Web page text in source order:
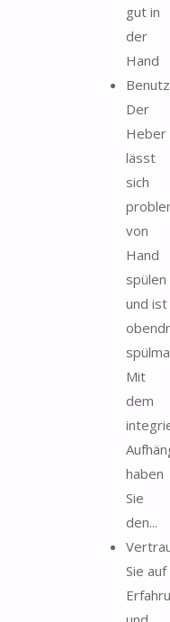
gut in
der
Hand
Der
Heber
lässt
sich
von
Hand
spülen
und ist
Mit
dem
haben
Sie
den...
Sie auf